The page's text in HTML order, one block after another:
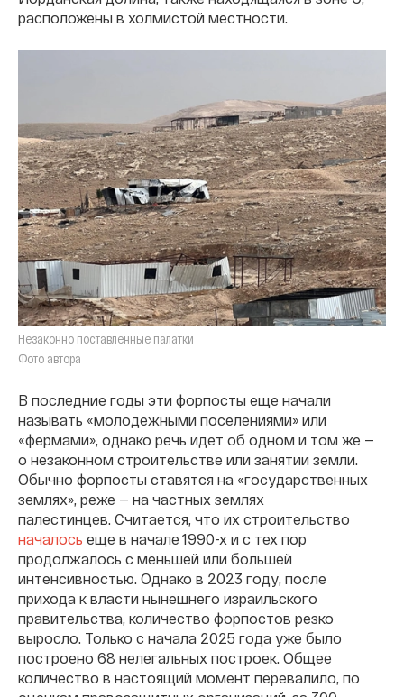
расположены в холмистой местности.
Незаконно поставленные палатки
Фото автора
В последние годы эти форпосты еще начали
называть «молодежными поселениями» или
«фермами», однако речь идет об одном и том же —
о незаконном строительстве или занятии земли.
Обычно форпосты ставятся на «государственных
землях», реже — на частных землях
палестинцев. Считается, что их строительство
началось еще в начале 1990-х и с тех пор
продолжалось с меньшей или большей
интенсивностью. Однако в 2023 году, после
прихода к власти нынешнего израильского
правительства, количество форпостов резко
выросло. Только с начала 2025 года уже было
построено 68 нелегальных построек. Общее
количество в настоящий момент перевалило, по